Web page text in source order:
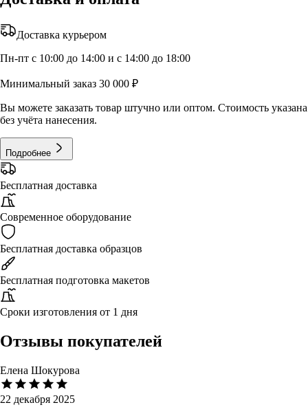
Доставка курьером
Пн-пт с 10:00 до 14:00 и с 14:00 до 18:00
Минимальный заказ 30 000 ₽
Вы можете заказать товар штучно или оптом. Стоимость указана
без учёта нанесения.
Подробнее
Бесплатная доставка
Современное оборудование
Бесплатная доставка образцов
Бесплатная подготовка макетов
Сроки изготовления от 1 дня
Отзывы покупателей
Елена Шокурова
22 декабря 2025